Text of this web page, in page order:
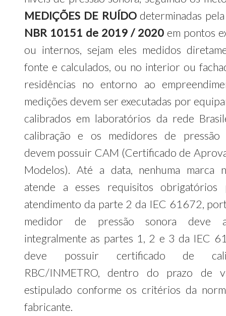
MEDIÇÕES DE RUÍDOdeterminadas
NBR 10151 de 2019 / 2020 em pontos
ou internos, sejam eles medidos
fonte e calculados, ou no interior ou
residências no entorno ao
medições devem ser executadas por
calibrados em laboratórios da rede
calibração e os medidores de pressão
devem possuir CAM (Certificado de
Modelos). Até a data, nenhuma marca
atende a esses requisitos obrigatórios
atendimento da parte 2 da IEC 61672,
medidor de pressão sonora deve
integralmente as partes 1, 2 e 3 da IEC
deve possuir certificado de
RBC/INMETRO, dentro do prazo de
estipulado conforme os critérios da
fabricante.